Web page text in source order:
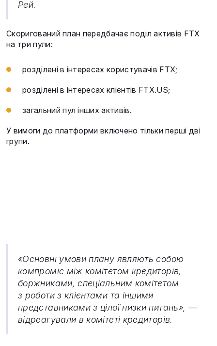
Рей.
Скоригований план передбачає поділ активів FTX
на три пули:
розділені в інтересах користувачів FTX;
розділені в інтересах клієнтів FTX.US;
загальний пул інших активів.
У вимоги до платформи включено тільки перші дві
групи.
«Основні умови плану являють собою
компроміс між комітетом кредиторів,
боржниками, спеціальним комітетом
з роботи з клієнтами та іншими
представниками з цілої низки питань», —
відреагували в комітеті кредиторів.